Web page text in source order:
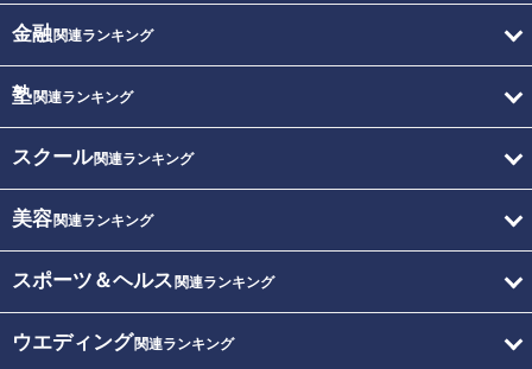
金融関連ランキング
塾関連ランキング
スクール関連ランキング
美容関連ランキング
スポーツ＆ヘルス 関連ランキング
ウエディング関連ランキング